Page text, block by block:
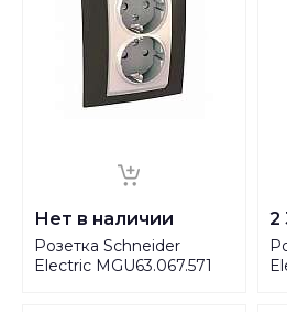
Нет в наличии
Розетка Schneider
Electric MGU63.067.571
2